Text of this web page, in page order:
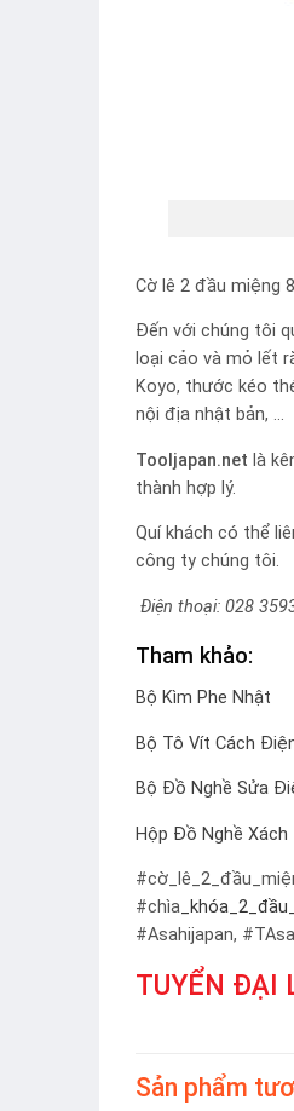
Cờ lê 2 đầu miệng
Đến với chúng tôi
loại cảo và mỏ lết
Koyo, thước kéo
nội địa nhật bản, …
Tooljapan.net là
thành hợp lý.
Quí khách có thể
công ty chúng tôi.
Điện thoại: 028
Tham khảo:
Bộ Kìm Phe Nhật
Bộ Tô Vít Cách
Bộ Đồ Nghề Sửa
Hộp Đồ Nghề Xách
#chìa
#Asahijapan,
TUYỂN ĐẠI
Sản phẩm